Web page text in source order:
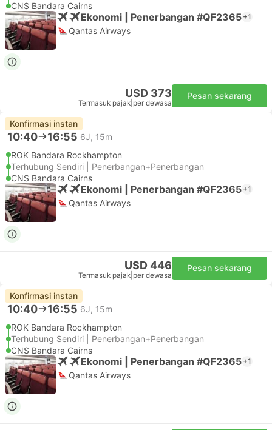
CNS Bandara Cairns
Ekonomi | Penerbangan #QF2365 +1
Qantas Airways
USD 373
Termasuk pajak per dewasa
Pesan sekarang
Konfirmasi instan
10:40 16:55 6J, 15m
ROK Bandara Rockhampton
Terhubung Sendiri | Penerbangan+Penerbangan
CNS Bandara Cairns
Ekonomi | Penerbangan #QF2365 +1
Qantas Airways
USD 446
Termasuk pajak per dewasa
Pesan sekarang
Konfirmasi instan
10:40 16:55 6J, 15m
ROK Bandara Rockhampton
Terhubung Sendiri | Penerbangan+Penerbangan
CNS Bandara Cairns
Ekonomi | Penerbangan #QF2365 +1
Qantas Airways